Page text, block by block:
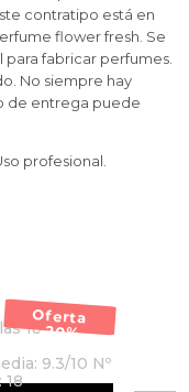
contratipo está en
flower fresh. Se
fabricar perfumes.
No siempre hay
de entrega puede
profesional.
Oferta
-20%
18
9.3/10 Nº
18